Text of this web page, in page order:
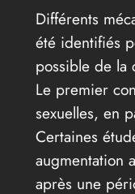
Différents
été identifiés
possible de la
Le premier
sexuelles, en
Certaines
augmentation
après une